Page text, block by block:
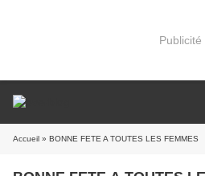
Publicité
Accueil » BONNE FETE A TOUTES LES FEMMES